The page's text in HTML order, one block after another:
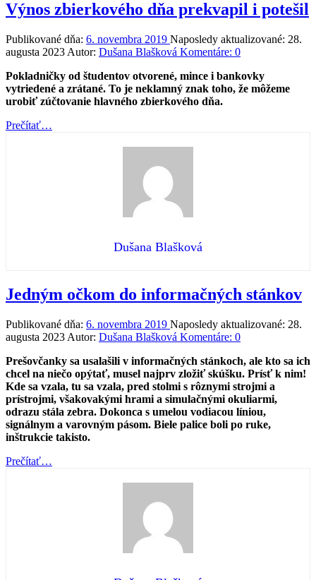
Výnos zbierkového dňa prekvapil i potešil
Publikované dňa: 6. novembra 2019 Naposledy aktualizované: 28.
augusta 2023 Autor: Dušana Blašková Komentáre: 0
Pokladničky od študentov otvorené, mince i bankovky
vytriedené a zrátané. To je neklamný znak toho, že môžeme
urobiť zúčtovanie hlavného zbierkového dňa.
Prečítať“Výnos
…
Dušana Blašková
Jedným očkom do informačných stánkov
Publikované dňa: 6. novembra 2019 Naposledy aktualizované: 28.
augusta 2023 Autor: Dušana Blašková Komentáre: 0
Prešovčanky sa usalašili v informačných stánkoch, ale kto sa ich
chcel na niečo opýtať, musel najprv zložiť skúšku. Prísť k nim!
Kde sa vzala, tu sa vzala, pred stolmi s rôznymi strojmi a
prístrojmi, všakovakými hrami a simulačnými okuliarmi,
odrazu stála zebra. Dokonca s umelou vodiacou líniou,
signálnym a varovným pásom. Biele palice boli po ruke,
inštrukcie takisto.
Prečítať“Jedným
…